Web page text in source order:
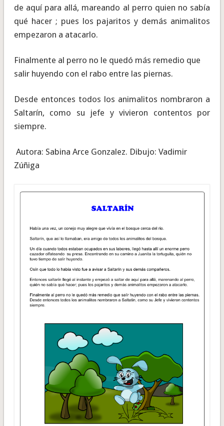
de aquí para allá, mareando al perro quien no sabía
qué hacer ; pues los pajaritos y demás animalitos
empezaron a atacarlo.
Finalmente al perro no le quedó más remedio que
salir huyendo con el rabo entre las piernas.
Desde entonces todos los animalitos nombraron a
Saltarín, como su jefe y vivieron contentos por
siempre.
Autora: Sabina Arce Gonzalez. Dibujo: Vadimir
Zúñiga